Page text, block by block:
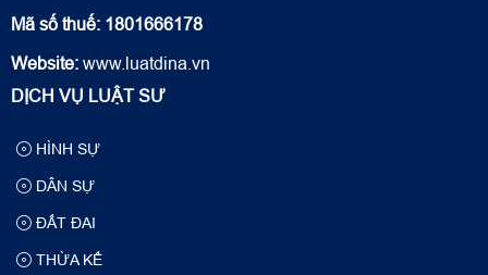
Mã số thuế: 1801666178
Website: www.luatdina.vn
DỊCH VỤ LUẬT SƯ
HÌNH SỰ
DÂN SỰ
ĐẤT ĐAI
THỪA KẾ